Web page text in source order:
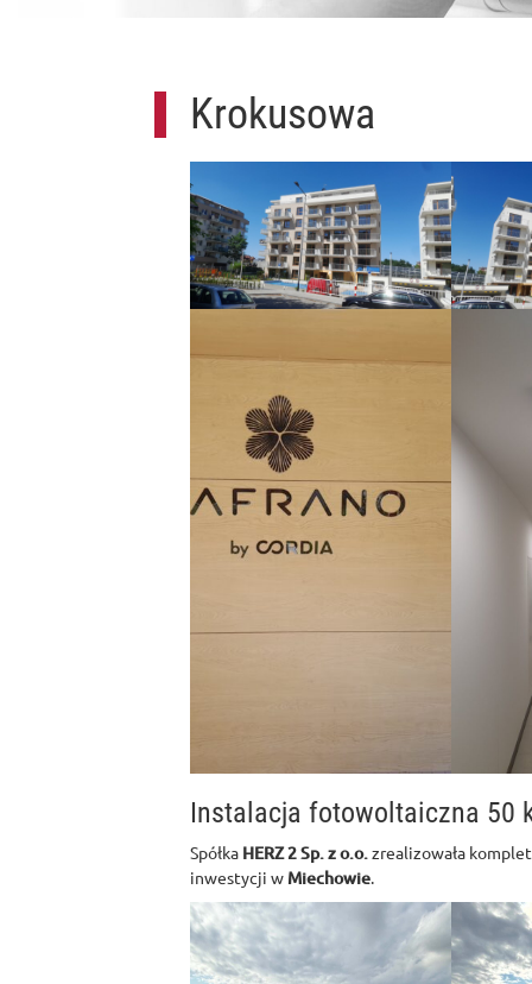
Krokusowa
Instalacja fotowoltaiczna 50
Spółka HERZ 2 Sp. z o.o.zrealizowała
inwestycji w Miechowie.